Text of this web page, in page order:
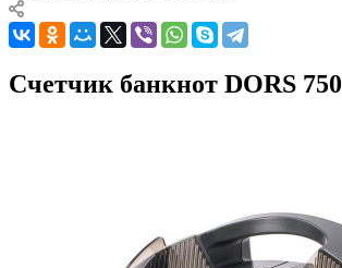
Счетчик банкнот DORS 750